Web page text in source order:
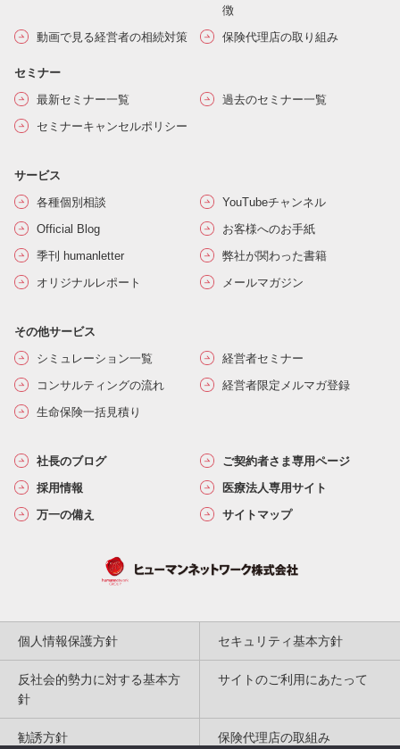
徴
動画で見る経営者の相続対策
保険代理店の取り組み
セミナー
最新セミナー一覧
過去のセミナー一覧
セミナーキャンセルポリシー
サービス
各種個別相談
YouTubeチャンネル
Official Blog
お客様へのお手紙
季刊 humanletter
弊社が関わった書籍
オリジナルレポート
メールマガジン
その他サービス
シミュレーション一覧
経営者セミナー
コンサルティングの流れ
経営者限定メルマガ登録
生命保険一括見積り
社長のブログ
ご契約者さま専用ページ
採用情報
医療法人専用サイト
万一の備え
サイトマップ
個人情報保護方針 セキュリティ基本方針
反社会的勢力に対する基本方
針
サイトのご利用にあたって
勧誘方針 保険代理店の取組み